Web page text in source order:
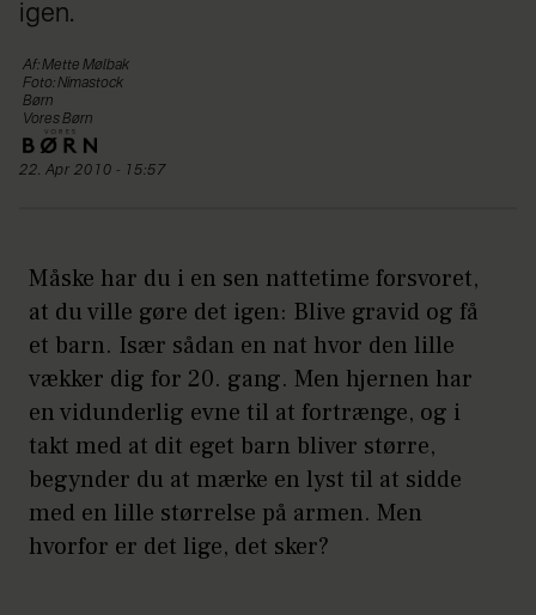
igen.
Af: Mette Mølbak
Foto: Nimastock
Børn
Vores Børn
22. Apr 2010 - 15:57
Måske har du i en sen nattetime forsvoret,
at du ville gøre det igen: Blive gravid og få
et barn. Især sådan en nat hvor den lille
vækker dig for 20. gang. Men hjernen har
en vidunderlig evne til at fortrænge, og i
takt med at dit eget barn bliver større,
begynder du at mærke en lyst til at sidde
med en lille størrelse på armen. Men
hvorfor er det lige, det sker?